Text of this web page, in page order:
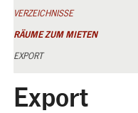
VERZEICHNISSE
RÄUME ZUM MIETEN
EXPORT
Export